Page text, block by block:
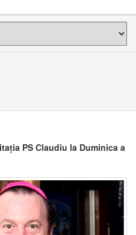
PS Claudiu la Duminica a